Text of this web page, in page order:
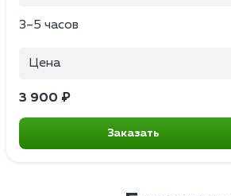
3–5 часов
Цена
3 900 ₽
Заказать